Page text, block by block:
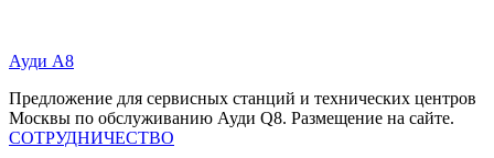
Ауди А8
Предложение для сервисных станций и технических центров
Москвы по обслуживанию Ауди Q8. Размещение на сайте.
СОТРУДНИЧЕСТВО